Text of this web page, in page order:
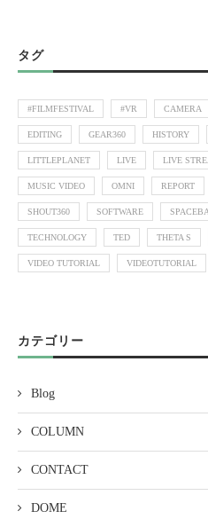
タグ
#FILMFESTIVAL #VR CAMERA
EDITING GEAR360 HISTORY
LITTLEPLANET LIVE LIVE
MUSIC VIDEO OMNI REPORT
SHOUT360 SOFTWARE
TECHNOLOGY TED THETA S
VIDEO TUTORIAL VIDEOTUTORIAL
カテゴリー
Blog
COLUMN
CONTACT
DOME